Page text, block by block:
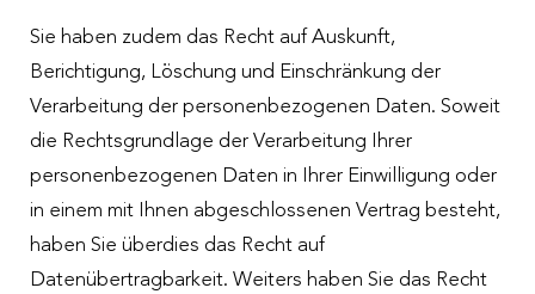
Sie haben zudem das Recht auf Auskunft,
Berichtigung, Löschung und Einschränkung der
Verarbeitung der personenbezogenen Daten. Soweit
die Rechtsgrundlage der Verarbeitung Ihrer
personenbezogenen Daten in Ihrer Einwilligung oder
in einem mit Ihnen abgeschlossenen Vertrag besteht,
haben Sie überdies das Recht auf
Datenübertragbarkeit. Weiters haben Sie das Recht